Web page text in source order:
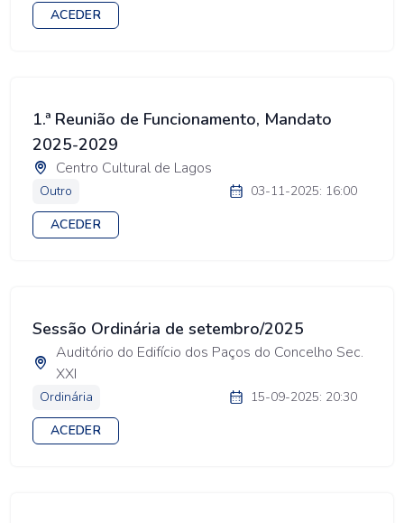
ACEDER
1.ª Reunião de Funcionamento, Mandato
2025-2029
Centro Cultural de Lagos
Outro
03-11-2025: 16:00
ACEDER
Sessão Ordinária de setembro/2025
Auditório do Edifício dos Paços do Concelho Sec.
XXI
Ordinária
15-09-2025: 20:30
ACEDER